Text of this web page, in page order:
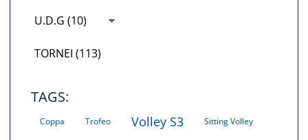
U.D.G (10)
TORNEI (113)
TAGS:
Coppa Trofeo Volley S3 Sitting Volley